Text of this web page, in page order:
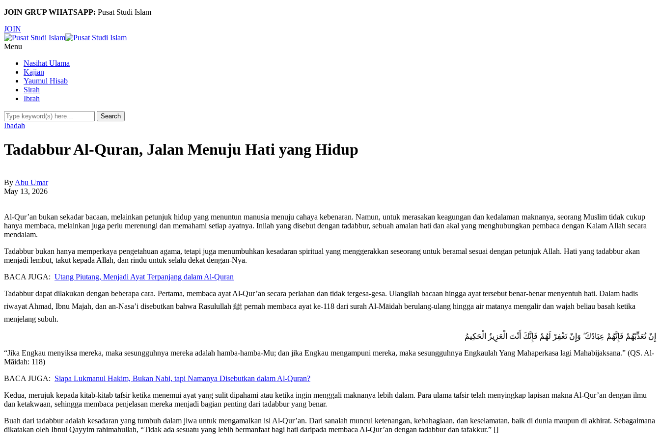
JOIN GRUP WHATSAPP: Pusat Studi Islam
JOIN
Menu
Nasihat Ulama
Kajian
Yaumul Hisab
Sirah
Ibrah
Ibadah
Tadabbur Al-Quran, Jalan Menuju Hati yang Hidup
By Abu Umar
May 13, 2026
Al-Qur’an bukan sekadar bacaan, melainkan petunjuk hidup yang menuntun manusia menuju cahaya kebenaran. Namun, untuk merasakan keagungan dan kedalaman maknanya, seorang Muslim tidak cukup
hanya membaca, melainkan juga perlu merenungi dan memahami setiap ayatnya. Inilah yang disebut dengan tadabbur, sebuah amalan hati dan akal yang menghubungkan pembaca dengan Kalam Allah secara
mendalam.
Tadabbur bukan hanya memperkaya pengetahuan agama, tetapi juga menumbuhkan kesadaran spiritual yang menggerakkan seseorang untuk beramal sesuai dengan petunjuk Allah. Hati yang tadabbur akan
menjadi lembut, takut kepada Allah, dan rindu untuk selalu dekat dengan-Nya.
BACA JUGA: Utang Piutang, Menjadi Ayat Terpanjang dalam Al-Quran
Tadabbur dapat dilakukan dengan beberapa cara. Pertama, membaca ayat Al-Qur’an secara perlahan dan tidak tergesa-gesa. Ulangilah bacaan hingga ayat tersebut benar-benar menyentuh hati. Dalam hadis
riwayat Ahmad, Ibnu Majah, dan an-Nasa’i disebutkan bahwa Rasulullah ﷺ pernah membaca ayat ke-118 dari surah Al-Māidah berulang-ulang hingga air matanya mengalir dan wajah beliau basah ketika
menjelang subuh.
إِنْ تُعَذِّبْهُمْ فَإِنَّهُمْ عِبَادُكَ ۖ وَإِنْ تَغْفِرْ لَهُمْ فَإِنَّكَ أَنْتَ الْعَزِيزُ الْحَكِيمُ
“Jika Engkau menyiksa mereka, maka sesungguhnya mereka adalah hamba-hamba-Mu; dan jika Engkau mengampuni mereka, maka sesungguhnya Engkaulah Yang Mahaperkasa lagi Mahabijaksana.” (QS. Al-
Māidah: 118)
BACA JUGA: Siapa Lukmanul Hakim, Bukan Nabi, tapi Namanya Disebutkan dalam Al-Quran?
Kedua, merujuk kepada kitab-kitab tafsir ketika menemui ayat yang sulit dipahami atau ketika ingin menggali maknanya lebih dalam. Para ulama tafsir telah menyingkap lapisan makna Al-Qur’an dengan ilmu
dan ketakwaan, sehingga membaca penjelasan mereka menjadi bagian penting dari tadabbur yang benar.
Buah dari tadabbur adalah kesadaran yang tumbuh dalam jiwa untuk mengamalkan isi Al-Qur’an. Dari sanalah muncul ketenangan, kebahagiaan, dan keselamatan, baik di dunia maupun di akhirat. Sebagaimana
dikatakan oleh Ibnul Qayyim rahimahullah, “Tidak ada sesuatu yang lebih bermanfaat bagi hati daripada membaca Al-Qur’an dengan tadabbur dan tafakkur.” []